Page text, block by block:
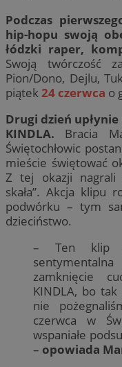
Podczas
hip-hopu swoją
łódzki raper,
Swoją twórczość
Pion/Dono, Dejlu,
piątek24 czerwca o
Drugi dzień
KINDLA. Bracia
Świętochłowic
mieście świętować
Z tej okazji nagrali
skała”. Akcja klipu
podwórku – tym
dzieciństwo.
– Ten klip
zamknięcie
KINDLA, bo
nie
czerwca w
wspaniałe
– opowiada